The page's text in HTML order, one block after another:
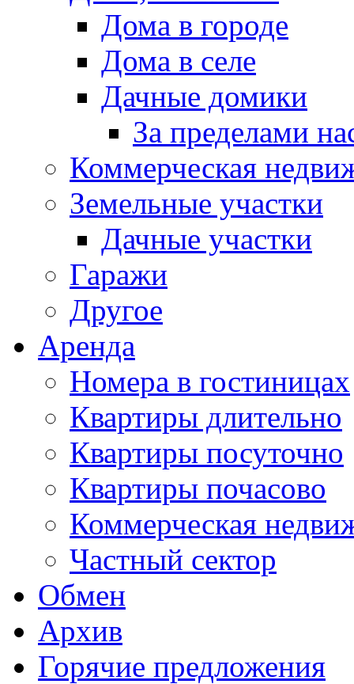
Дома в городе
Дома в селе
Дачные домики
За пределами
Коммерческая
Земельные участки
Дачные участки
Гаражи
Другое
Аренда
Номера в гостиницах
Квартиры длительно
Квартиры посуточно
Квартиры почасово
Коммерческая
Частный сектор
Обмен
Архив
Горячие предложения